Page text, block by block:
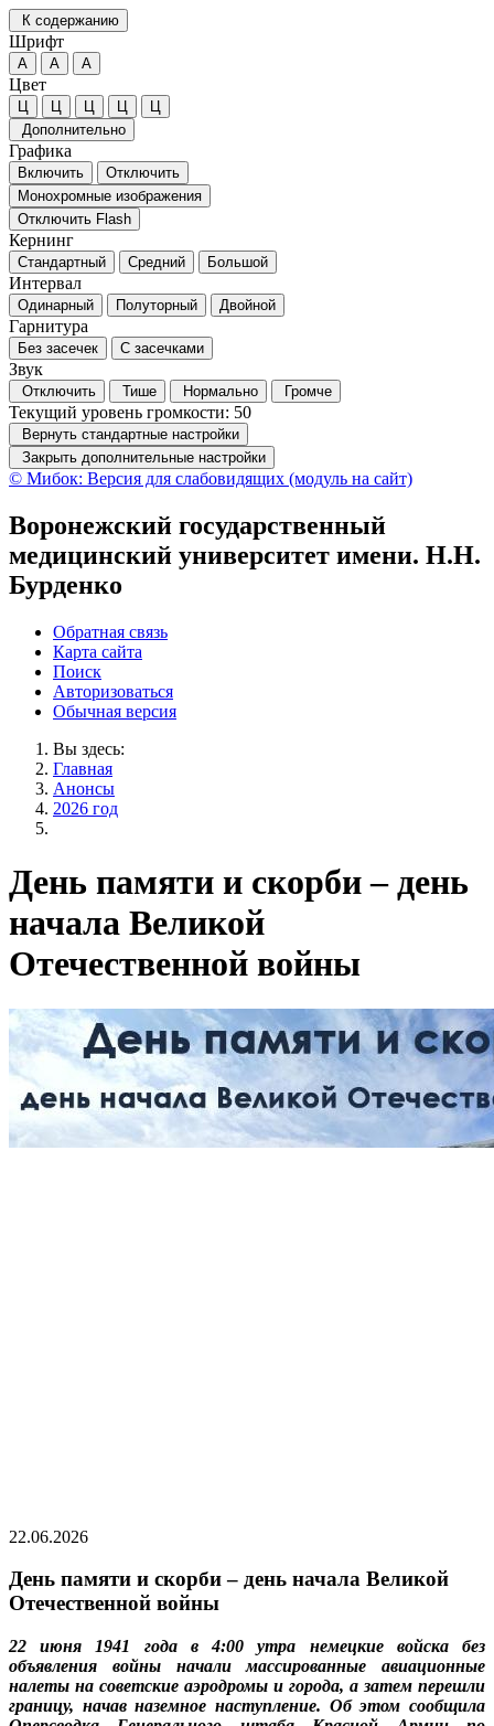
К содержанию
Шрифт
А А А
Цвет
Ц Ц Ц Ц
Ц
Дополнительно
Графика
Включить
Отключить
Монохромные изображения
Отключить Flash
Кернинг
Стандартный Средний Большой
Интервал
Одинарный Полуторный Двойной
Гарнитура
Без засечек С засечками
Звук
Отключить Тише Нормально Громче
Текущий уровень громкости: 50
Вернуть стандартные настройки
Закрыть дополнительные настройки
© Мибок: Версия для слабовидящих (модуль на сайт)
Воронежский государственный
медицинский университет имени. Н.Н.
Бурденко
Обратная связь
Карта сайта
Поиск
Авторизоваться
Обычная версия
Вы здесь:
Главная
Анонсы
2026 год
День памяти и скорби – день
начала Великой
Отечественной войны
22.06.2026
День памяти и скорби – день начала Великой
Отечественной войны
22 июня 1941 года в 4:00 утра немецкие войска без
объявления войны начали массированные авиационные
налеты на советские аэродромы и города, а затем перешли
границу, начав наземное наступление. Об этом сообщила